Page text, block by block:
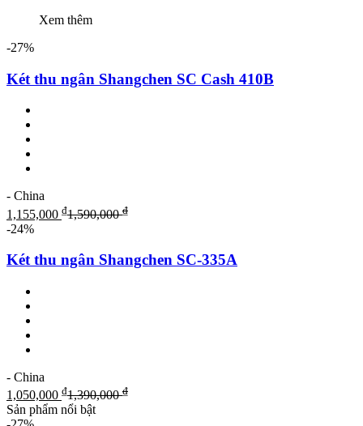
Xem thêm
-27%
Két thu ngân Shangchen SC Cash 410B
- China
1,155,000 ₫1,590,000₫
-24%
Két thu ngân Shangchen SC-335A
- China
1,050,000 ₫1,390,000₫
Sản phẩm nổi bật